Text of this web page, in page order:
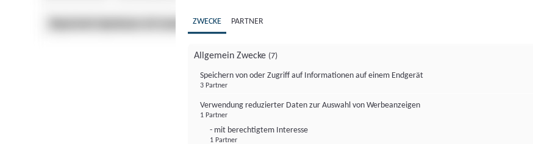
ZWECKE PARTNER
Allgemein Zwecke (7)
Speichern von oder Zugriff auf Informationen auf einem Endgerät
3 Partner
Verwendung reduzierter Daten zur Auswahl von Werbeanzeigen
1 Partner
- mit berechtigtem Interesse
1 Partner